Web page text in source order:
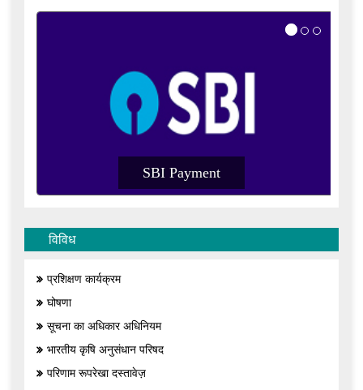
SBI Payment
विविध
प्रशिक्षण कार्यक्रम
घोषणा
सूचना का अधिकार अधिनियम
भारतीय कृषि अनुसंधान परिषद
परिणाम रूपरेखा दस्तावेज़